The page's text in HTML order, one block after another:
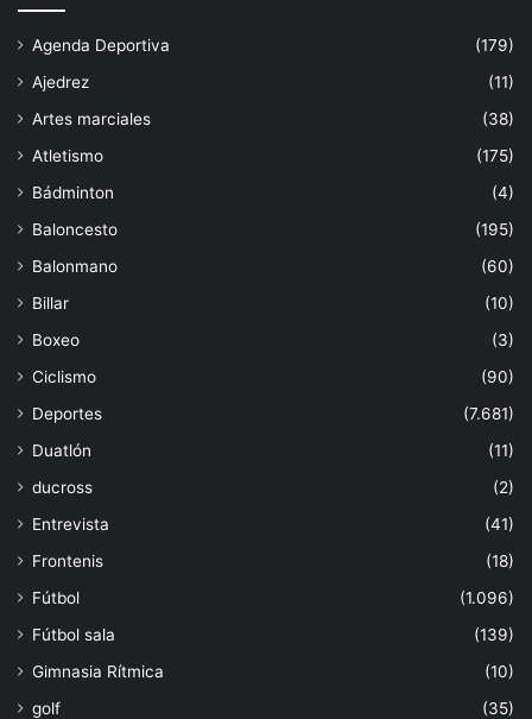
Agenda Deportiva
(179)
Ajedrez
(11)
Artes marciales
(38)
Atletismo
(175)
Bádminton
(4)
Baloncesto
(195)
Balonmano
(60)
Billar
(10)
Boxeo
(3)
Ciclismo
(90)
Deportes
(7.681)
Duatlón
(11)
ducross
(2)
Entrevista
(41)
Frontenis
(18)
Fútbol
(1.096)
Fútbol sala
(139)
Gimnasia Rítmica
(10)
golf
(35)